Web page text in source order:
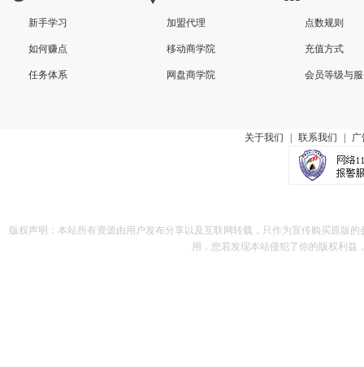
新手学习
如何赚点
任务体系
加盟代理
移动商学院
网盘商学院
点数规则
充值方式
会员等级与
关于我们 联系我们 广
版权声明：本站所有资源由用户发布分享以及互联网转载，只作为宣传购买原版
用，您若发现本站侵犯了你的版权利益